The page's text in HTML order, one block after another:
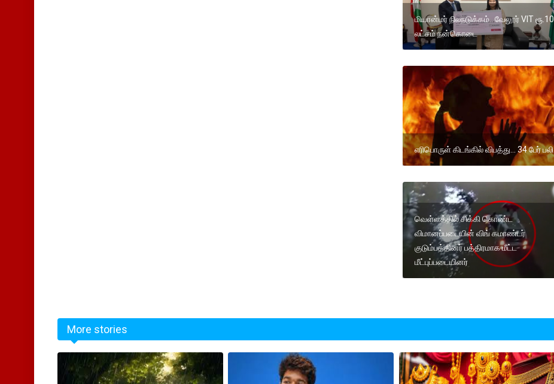
மியான்மர் நிலநடுக்கம்.. வேலூர் VIT ரூ.10
லட்சம் நன்கொடை
எரிபொருள் கிடங்கில் விபத்து... 34 பேர் பலி
வெள்ளத்தில் சிக்கி கொண்ட
விமானப்படையின் விங் கமாண்டர்
குடும்பத்தினர் பத்திரமாக மீட்ட
மீட்புப்படையினர்
More stories